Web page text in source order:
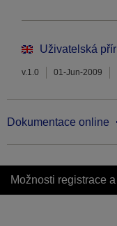
Uživatelská
v.1.0 01-Jun-2009
Dokumentace online
Možnosti registrace